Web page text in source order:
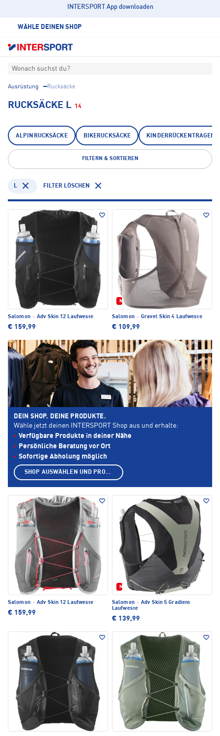
INTERSPORT App downloaden
WÄHLE DEINEN SHOP
Wonach suchst du?
Ausrüstung Rucksäcke
RUCKSÄCKE L 14
ALPINRUCKSÄCKE BIKERUCKSÄCKE KINDERRÜCKENTRAGEN
FILTERN & SORTIEREN
L FILTER LÖSCHEN
Salomon · Adv Skin 12 Laufweste
€ 159,99
Neu
Salomon · Gravel Skin 4 Laufweste
€ 109,99
Salomon · Adv Skin 12 Laufweste
€ 159,99
Neu
Salomon · Adv Skin 5 Gradient
Laufweste
€ 139,99
DEIN SHOP. DEINE PRODUKTE.
Wähle jetzt deinen INTERSPORT Shop aus und erhalte:
Verfügbare Produkte in deiner Nähe
Persönliche Beratung vor Ort
Sofortige Abholung möglich
SHOP AUSWÄHLEN UND PRODUKTE ANZEIGEN